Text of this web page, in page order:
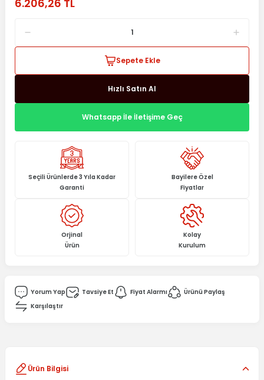
6.206,26 TL
Sepete Ekle
Hızlı Satın Al
Whatsapp İle İletişime Geç
Seçili Ürünlerde 3 Yıla Kadar
Garanti
Bayilere Özel
Fiyatlar
Orjinal
Ürün
Kolay
Kurulum
Yorum Yap Tavsiye Et Fiyat Alarmı
Ürünü Paylaş
Karşılaştır
Ürün Bilgisi